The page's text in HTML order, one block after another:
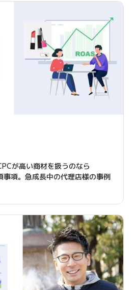
が高い商材を扱うのなら
項。急成長中の代理店様の事例